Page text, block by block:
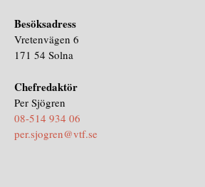
Besöksadress
Vretenvägen 6
171 54 Solna
Chefredaktör
Per Sjögren
08-514 934 06
per.sjogren@vtf.se